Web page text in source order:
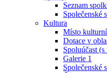
Seznam
Společenské
Kultura
Místo
Dotace v
Spoluúčast
Galerie 1
Společenské